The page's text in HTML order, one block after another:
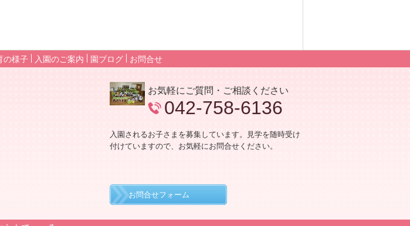
の様子 入園のご案内 園ブログ お問合せ
お気軽にご質問・ご相談ください
042-758-6136
入園されるお子さまを募集しています。見学を随時受け
付けていますので、お気軽にお問合せください。
お問合せフォーム